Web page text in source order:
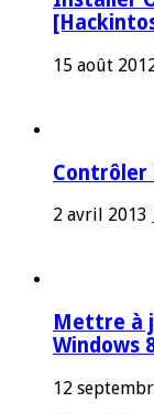
15 août
Contrôler
2 avril 2013
Mettre à
Windows
12